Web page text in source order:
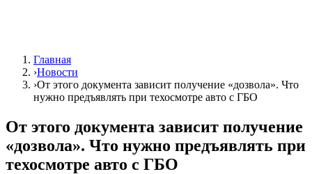
Главная
›Новости
›От этого документа зависит получение «дозвола». Что
нужно предъявлять при техосмотре авто с ГБО
От этого документа зависит получение
«дозвола». Что нужно предъявлять при
техосмотре авто с ГБО